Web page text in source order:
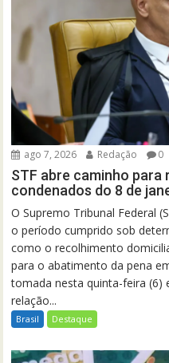
ago 7, 2026 Redação 0
STF abre caminho para
condenados do 8 de
O Supremo Tribunal Federal
o período cumprido sob
como o recolhimento
para o abatimento da pena
tomada nesta quinta-feira (6)
relação...
Brasil Destaque